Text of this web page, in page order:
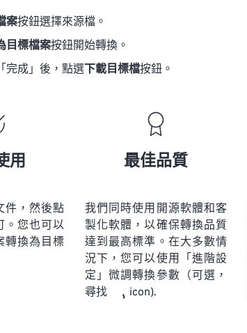
案按鈕選擇來源檔。
目標檔案按鈕開始轉換。
完成」後，點選 下載目標檔按鈕。
用
件，然後點
。您也可以
轉換為目標
最佳品質
我們同時使用開源軟體和客
製化軟體，以確保轉換品質
達到最高標準。在大多數情
況下，您可以使用「進階設
定」微調轉換參數（可選，
尋找
icon).